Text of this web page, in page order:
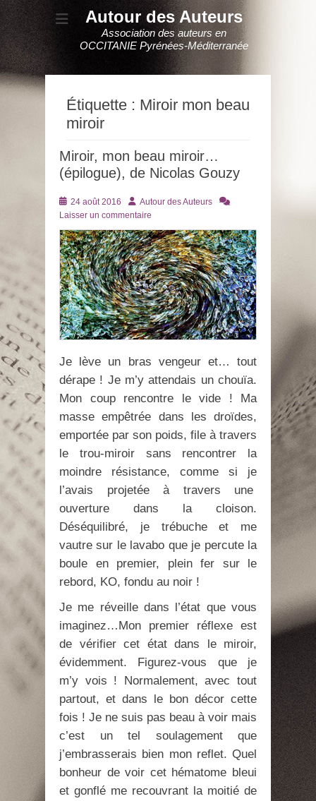
Autour des Auteurs
Association des auteurs en
OCCITANIE Pyrénées-Méditerranée
Étiquette : Miroir mon beau
miroir
Miroir, mon beau miroir…
(épilogue), de Nicolas Gouzy
Posté
le
24 août 2016 AuteurAutour des Auteurs
Laisser un commentaire
Je lève un bras vengeur et… tout
dérape ! Je m’y attendais un chouïa.
Mon coup rencontre le vide ! Ma
masse empêtrée dans les droïdes,
emportée par son poids, file à travers
le trou-miroir sans rencontrer la
moindre résistance, comme si je
l’avais projetée à travers une
ouverture dans la cloison.
Déséquilibré, je trébuche et me
vautre sur le lavabo que je percute la
boule en premier, plein fer sur le
rebord, KO, fondu au noir !
Je me réveille dans l’état que vous
imaginez…Mon premier réflexe est
de vérifier cet état dans le miroir,
évidemment. Figurez-vous que je
m’y vois ! Normalement, avec tout
partout, et dans le bon décor cette
fois ! Je ne suis pas beau à voir mais
c’est un tel soulagement que
j’embrasserais bien mon reflet. Quel
bonheur de voir cet hématome bleui
et gonflé me recouvrant la moitié de